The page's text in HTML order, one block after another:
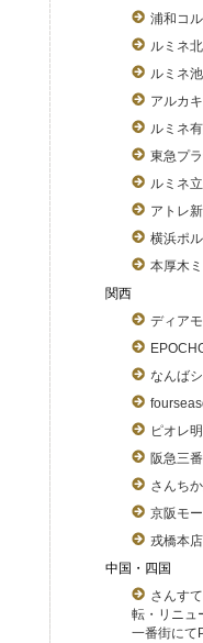
浦和コ
ルミネ
ルミネ
アルカ
ルミネ
東急プ
ルミネ
アトレ
横浜ポ
本厚木
関西
ディア
なんば
ピオレ
阪急三
さんち
京阪モ
戎橋本
中国・四国
さんす
転・リニ
一番街にて